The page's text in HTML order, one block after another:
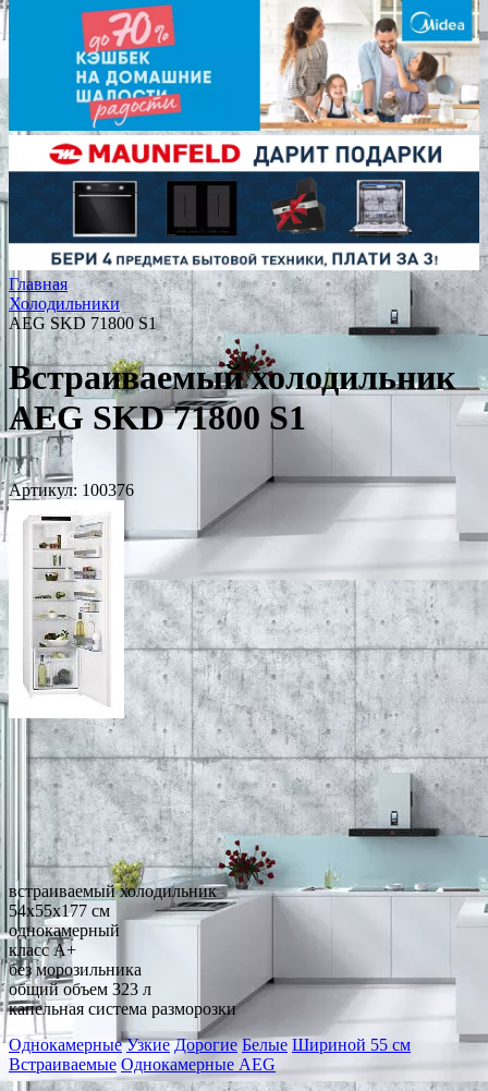
Главная
Холодильники
AEG SKD 71800 S1
Встраиваемый холодильник
AEG SKD 71800 S1
Артикул: 100376
встраиваемый холодильник
54x55x177 см
однокамерный
класс A+
без морозильника
общий объем 323 л
капельная система разморозки
Однокамерные Узкие Дорогие Белые Шириной 55 см
Встраиваемые Однокамерные AEG